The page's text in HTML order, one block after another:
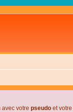
votre pseudo et votre